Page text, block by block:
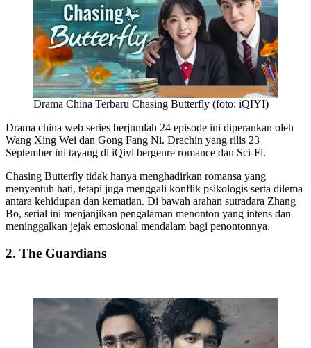
Drama China Terbaru Chasing Butterfly (foto: iQIYI)
Drama china web series berjumlah 24 episode ini diperankan oleh
Wang Xing Wei dan Gong Fang Ni. Drachin yang rilis 23
September ini tayang di iQiyi bergenre romance dan Sci-Fi.
Chasing Butterfly tidak hanya menghadirkan romansa yang
menyentuh hati, tetapi juga menggali konflik psikologis serta dilema
antara kehidupan dan kematian. Di bawah arahan sutradara Zhang
Bo, serial ini menjanjikan pengalaman menonton yang intens dan
meninggalkan jejak emosional mendalam bagi penontonnya.
2. The Guardians